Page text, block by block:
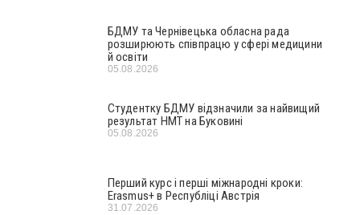
БДМУ та Чернівецька обласна рада
розширюють співпрацю у сфері медицини
й освіти
05.08.2026
Студентку БДМУ відзначили за найвищий
результат НМТ на Буковині
05.08.2026
Перший курс і перші міжнародні кроки:
Erasmus+ в Республіці Австрія
31.07.2026